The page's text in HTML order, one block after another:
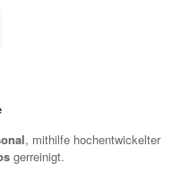
, mithilfe hochentwickelter
gerreinigt.